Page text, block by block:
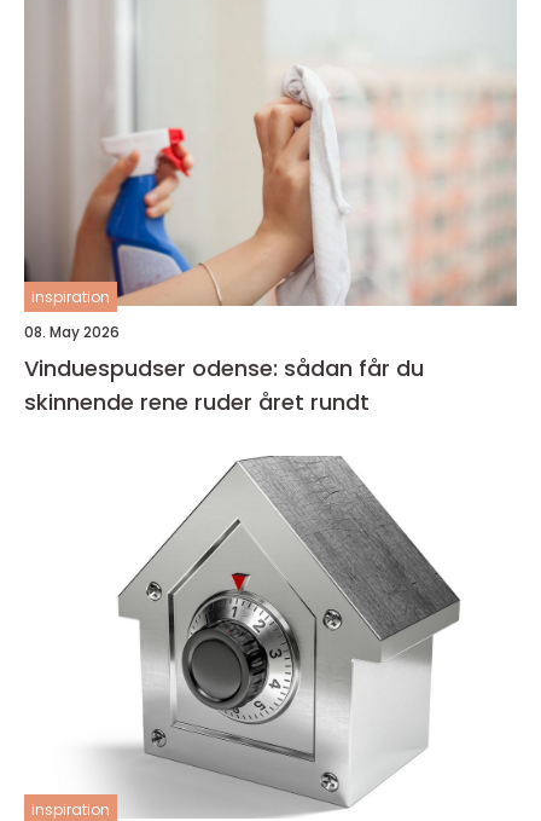
inspiration
08. May 2026
Vinduespudser odense: sådan får du
skinnende rene ruder året rundt
inspiration